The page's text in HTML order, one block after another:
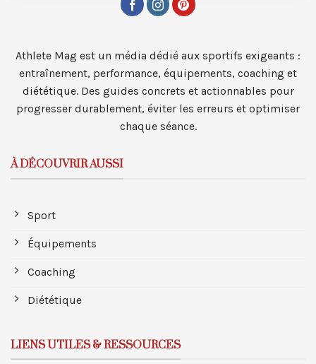
Athlete Mag est un média dédié aux sportifs exigeants :
entraînement, performance, équipements, coaching et
diététique. Des guides concrets et actionnables pour
progresser durablement, éviter les erreurs et optimiser
chaque séance.
À DÉCOUVRIR AUSSI
Sport
Équipements
Coaching
Diététique
LIENS UTILES & RESSOURCES